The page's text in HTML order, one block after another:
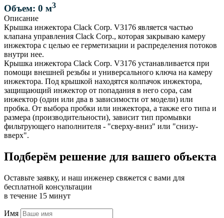
Объем: 0 м3
Описание
Крышка инжектора Clack Corp. V3176 является частью
клапана управления Clack Corp., которая закрываю камеру
инжектора с целью ее герметизации и распределения потоков
внутри нее.
Крышка инжектора Clack Corp. V3176 устанавливается при
помощи внешней резьбы и универсального ключа на камеру
инжектора. Под крышкой находятся колпачок инжектора,
защищающий инжектор от попадания в него сора, сам
инжектор (один или два в зависимости от модели) или
пробка. От выбора пробки или инжектора, а также его типа и
размера (производительности), зависит тип промывки
фильтрующего наполнителя - "сверху-вниз" или "снизу-
вверх".
Подберём решение для вашего объекта
Оставьте заявку, и наш инженер свяжется с вами для
бесплатной консультации
в течение 15 минут
Имя